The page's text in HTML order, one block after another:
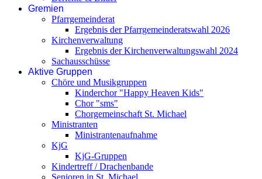
Gremien
Pfarrgemeinderat
Ergebnis der Pfarrgemeinderatswahl 2026
Kirchenverwaltung
Ergebnis der Kirchenverwaltungswahl 2024
Sachausschüsse
Aktive Gruppen
Chöre und Musikgruppen
Kinderchor "Happy Heaven Kids"
Chor "sms"
Chorgemeinschaft St. Michael
Ministranten
Ministrantenaufnahme
KjG
KjG-Gruppen
Kindertreff / Drachenbande